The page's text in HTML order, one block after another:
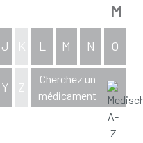
M
J K L M N O
Y Z
Cherchez un
médicament